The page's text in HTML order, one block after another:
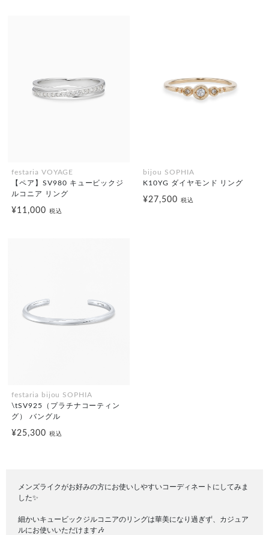
festaria VOYAGE
【ペア】SV980 キュービックジ
ルコニア リング
¥11,000 税込
bijou SOPHIA
K10YG ダイヤモンド リング
¥27,500 税込
festaria bijou SOPHIA
\tSV925（プラチナコーティン
グ） バングル
¥25,300 税込
メンズライクがお好みの方にお使いしやすいコーディネートにしてみま
した✨️
細かいキュービックジルコニアのリングは華美になり過ぎず、カジュア
ルにお使いいただけます🎶